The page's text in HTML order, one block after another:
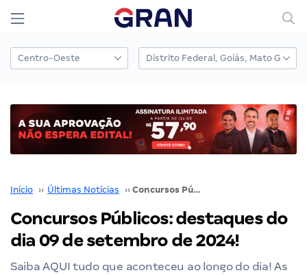
Início ›› Últimas Notícias ›› Concursos Públicos: destaques do dia 09 de setembro de 2024!
Concursos Públicos: destaques do
dia 09 de setembro de 2024!
Saiba AQUI tudo que aconteceu ao longo do dia! As